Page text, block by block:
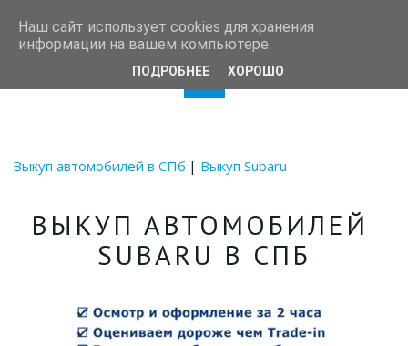
Autotrade78
Выкуп автомобилей в СПб | Выкуп Subaru
ВЫКУП АВТОМОБИЛЕЙ
SUBARU В СПБ
Наш сайт использует cookies для хранения
информации на вашем компьютере.
ПОДРОБНЕЕ ХОРОШО